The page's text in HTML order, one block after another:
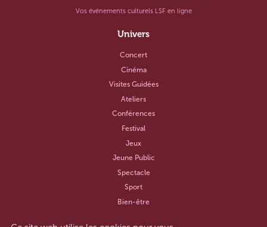
Vos événements culturels LSF en ligne
Univers
Concert
Cinéma
Visites Guidées
Ateliers
Conférences
Festival
Jeux
Jeune Public
Spectacle
Sport
Bien-être